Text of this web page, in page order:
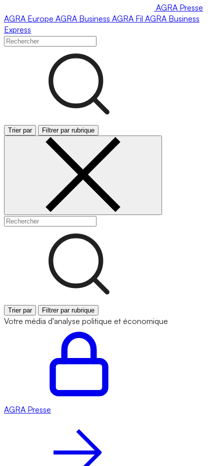
AGRA Presse
AGRA Europe AGRA Business AGRA Fil AGRA Business
Express
Trier par Filtrer par rubrique
Trier par Filtrer par rubrique
Votre média d'analyse politique et économique
AGRA Presse